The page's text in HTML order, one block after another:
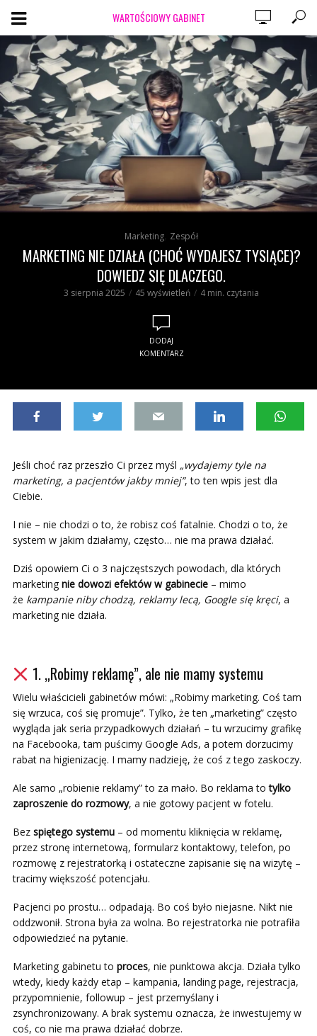
WARTOŚCIOWY GABINET
Marketing Zespół
MARKETING NIE DZIAŁA (CHOĆ WYDAJESZ TYSIĄCE)?
DOWIEDZ SIĘ DLACZEGO.
3 sierpnia 2025 45 wyświetleń 4 min. czytania
DODAJ
KOMENTARZ
Jeśli choć raz przeszło Ci przez myśl „wydajemy tyle na
marketing, a pacjentów jakby mniej”, to ten wpis jest dla
Ciebie.
I nie – nie chodzi o to, że robisz coś fatalnie. Chodzi o to, że
system w jakim działamy, często… nie ma prawa działać.
Dziś opowiem Ci o 3 najczęstszych powodach, dla których
marketing nie dowozi efektów w gabinecie – mimo
że kampanie niby chodzą, reklamy lecą, Google się kręci, a
marketing nie działa.
1. „Robimy reklamę”, ale nie mamy systemu
Wielu właścicieli gabinetów mówi: „Robimy marketing. Coś tam
się wrzuca, coś się promuje”. Tylko, że ten „marketing” często
wygląda jak seria przypadkowych działań – tu wrzucimy grafikę
na Facebooka, tam puścimy Google Ads, a potem dorzucimy
rabat na higienizację. I mamy nadzieję, że coś z tego zaskoczy.
Ale samo „robienie reklamy” to za mało. Bo reklama totylko
zaproszenie do rozmowy, a nie gotowy pacjent w fotelu.
Bez spiętego systemu – od momentu kliknięcia w reklamę,
przez stronę internetową, formularz kontaktowy, telefon, po
rozmowę z rejestratorką i ostateczne zapisanie się na wizytę –
tracimy większość potencjału.
Pacjenci po prostu… odpadają. Bo coś było niejasne. Nikt nie
oddzwonił. Strona była za wolna. Bo rejestratorka nie potrafiła
odpowiedzieć na pytanie.
Marketing gabinetu to proces, nie punktowa akcja. Działa tylko
wtedy, kiedy każdy etap – kampania, landing page, rejestracja,
przypomnienie, followup – jest przemyślany i
zsynchronizowany. A brak systemu oznacza, że inwestujemy w
coś, co nie ma prawa działać dobrze.